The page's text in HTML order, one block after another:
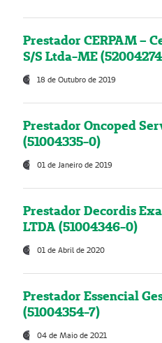
Prestador CERPAM –
S/S Ltda-ME
18 de Outubro de 2019
Prestador Oncoped
(51004335-0)
01 de Janeiro de 2019
Prestador Decordis
LTDA (51004346-0)
01 de Abril de 2020
Prestador Essencial
(51004354-7)
04 de Maio de 2021